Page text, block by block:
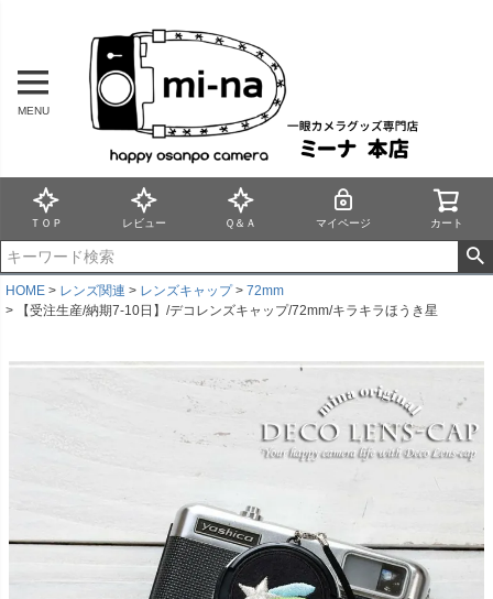
MENU
ＴＯＰ レビュー Ｑ＆Ａ マイページ カート
HOME レンズ関連 レンズキャップ
72mm
【受注生産/納期7-10日】/デコレンズキャップ/72mm/キラキラほうき星